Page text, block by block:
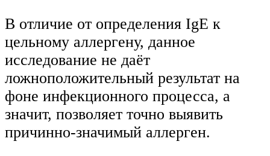
В отличие от определения IgE к
цельному аллергену, данное
исследование не даёт
ложноположительный результат на
фоне инфекционного процесса, а
значит, позволяет точно выявить
причинно-значимый аллерген.